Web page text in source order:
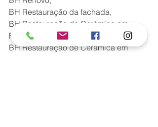
BH Restauração da fachada,
BH Restauração de Cerâmica em
Fachadas Casas,
BH Restauração de Cerâmica em